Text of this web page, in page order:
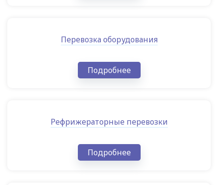
Перевозка оборудования
Подробнее
Рефрижераторные перевозки
Подробнее